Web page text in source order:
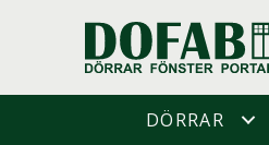
DÖRRAR